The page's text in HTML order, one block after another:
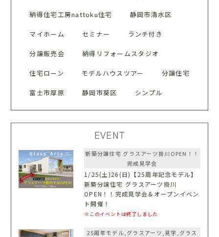
納得住宅工房nattoku住宅 静岡市清水区
マイホーム セミナー ランチ付き
分譲販売会 納得リフォームスタジオ
住宅ローン モデルハウスツアー 分譲住宅
富士市厚原 静岡市葵区 シンプル
EVENT
新築分譲住宅 グラスアーツ掛川OPEN！！
完成見学会
1/25(土)26(日)【25周年記念モデル】
新築分譲住宅 グラスアーツ掛川
OPEN！！完成見学会＆オープンイベン
ト開催！
※このイベントは終了しました
25周年モデル,グラスアーツ,見学,グラス